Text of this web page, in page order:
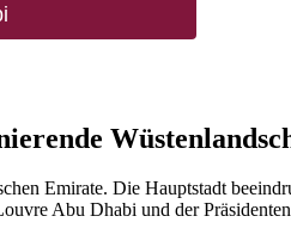
Emirate. Die Hauptstadt
Abu Dhabi und der